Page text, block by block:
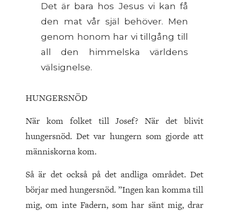
Det är bara hos Jesus vi kan få
den mat vår själ behöver. Men
genom honom har vi tillgång till
all den himmelska världens
välsignelse.
HUNGERSNÖD
När kom folket till Josef? När det blivit
hungersnöd. Det var hungern som gjorde att
människorna kom.
Så är det också på det andliga området. Det
börjar med hungersnöd. ”Ingen kan komma till
mig, om inte Fadern, som har sänt mig, drar